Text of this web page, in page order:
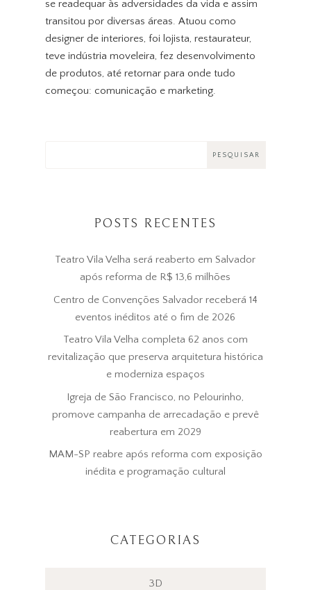
se readequar às adversidades da vida e assim
transitou por diversas áreas. Atuou como
designer de interiores, foi lojista, restaurateur,
teve indústria moveleira, fez desenvolvimento
de produtos, até retornar para onde tudo
começou: comunicação e marketing.
POSTS RECENTES
Teatro Vila Velha será reaberto em Salvador
após reforma de R$ 13,6 milhões
Centro de Convenções Salvador receberá 14
eventos inéditos até o fim de 2026
Teatro Vila Velha completa 62 anos com
revitalização que preserva arquitetura histórica
e moderniza espaços
Igreja de São Francisco, no Pelourinho,
promove campanha de arrecadação e prevê
reabertura em 2029
MAM-SP reabre após reforma com exposição
inédita e programação cultural
CATEGORIAS
3D